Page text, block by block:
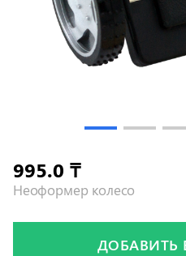
Неоформер колесо
995.0 ₸
ДОБАВИТЬ